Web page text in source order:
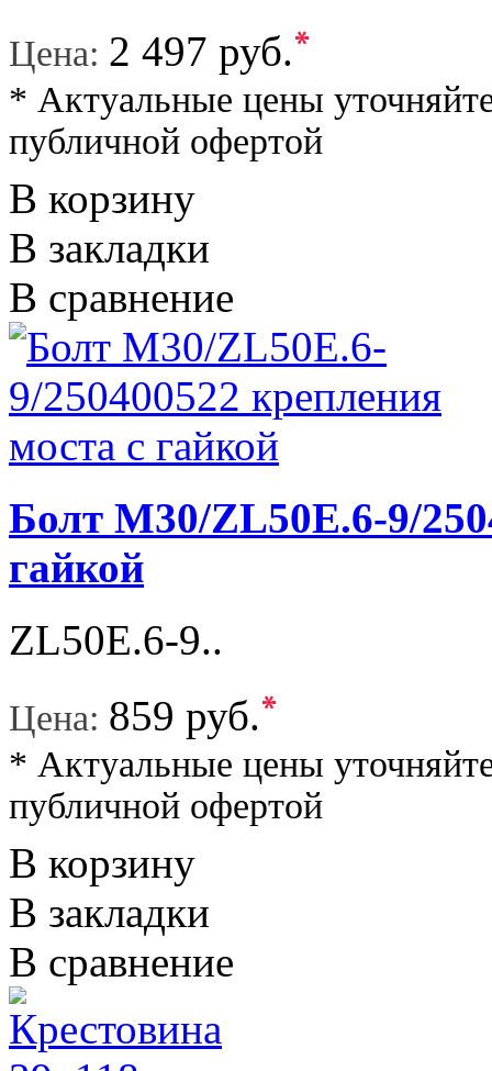
Цена: 2 497 руб.*
* Актуальные цены
публичной офертой
В корзину
В закладки
В сравнение
Болт М30/ZL50E.6-9/
гайкой
ZL50E.6-9..
Цена: 859 руб.*
* Актуальные цены
публичной офертой
В корзину
В закладки
В сравнение